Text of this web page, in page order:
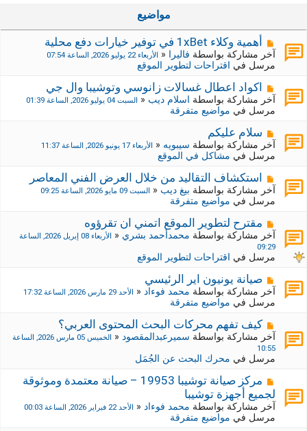
مواضيع
م
ش
ر
ك
ة
ج
د
د
ة
أهمية وكلاء 1xBet في توفير خيارات دفع محلية
آخر مشاركة بواسطة فاليرا « الأربعاء 22 يوليو 2026, الساعة 07:54
مرسل في اقتراحات لتطوير الموقع
م
ش
ر
ك
ة
ج
د
د
ة
اكواد اعطال غسالات زانوسي وتوشيبا وال جي
آخر مشاركة بواسطة اسلام ديب« السبت 04 يوليو 2026, الساعة 01:39
مرسل في مواضيع متفرقة
م
ش
ر
ك
ة
ج
د
د
ة
سلام عليكم
آخر مشاركة بواسطة سيبويه« الأربعاء 17 يونيو 2026, الساعة 11:37
مرسل في مشاكل في الموقع
م
ش
ر
ك
ة
ج
د
ي
ة
استكشاف التقاليد من خلال العرض الفني المعاصر
آخر مشاركة بواسطة بيغ ديب« السبت 09 مايو 2026, الساعة 09:25
مرسل في مواضيع متفرقة
م
ش
ا
ك
ة
ج
د
ي
ة
مقترح لتطوير الموقع اتمني ان تقرؤوه
آخر مشاركة بواسطة محمدأحمد بشري«
الأربعاء 08 إبريل 2026, الساعة
09:29
مرسل في اقتراحات لتطوير الموقع
م
ش
ر
ك
ة
ج
د
ي
ة
صيانة يونيون اير الرئيسي
آخر مشاركة بواسطة محمد فوءاد« الأحد 29 مارس 2026, الساعة 17:32
مرسل في مواضيع متفرقة
م
ش
ا
ك
ة
ج
د
ي
د
كيف تفهم محركات البحث المحتوى العربي؟
آخر مشاركة بواسطة سميرعبدالمقصود«
الخميس 05 مارس 2026, الساعة
10:55
مرسل في محرك البحث عن الجُمَل
م
ش
ا
ر
ك
مركز صيانة توشيبا 19953 – صيانة معتمدة وموثوقة
لجميع أجهزة توشيبا
آخر مشاركة بواسطة محمد فوءاد« الأحد 22 فبراير 2026, الساعة 00:03
مرسل في مواضيع متفرقة